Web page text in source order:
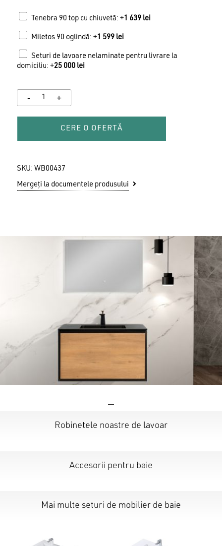
Tenebra 90 top cu chiuvetă: +1 639 lei
Miletos 90 oglindă: +1 599 lei
Seturi de lavoare nelaminate pentru livrare la
domiciliu: +25 000 lei
CERE O OFERTĂ
SKU: WB00437
Mergeți la documentele produsului
Robinetele noastre de lavoar
Accesorii pentru baie
Mai multe seturi de mobilier de baie